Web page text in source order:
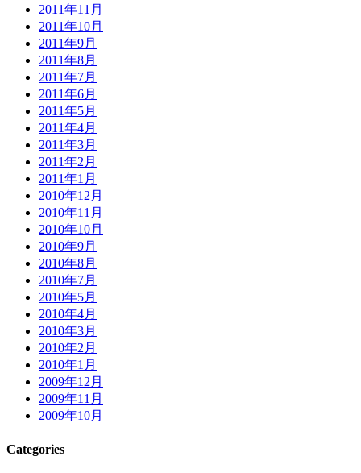
2011年11月
2011年10月
2011年9月
2011年8月
2011年7月
2011年6月
2011年5月
2011年4月
2011年3月
2011年2月
2011年1月
2010年12月
2010年11月
2010年10月
2010年9月
2010年8月
2010年7月
2010年5月
2010年4月
2010年3月
2010年2月
2010年1月
2009年12月
2009年11月
2009年10月
Categories